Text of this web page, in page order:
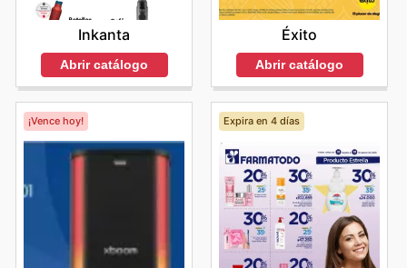
Inkanta
Abrir catálogo
Éxito
Abrir catálogo
¡Vence hoy! Expira en 4 días